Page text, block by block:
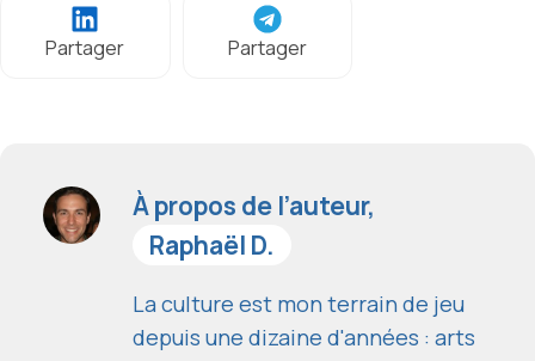
Partager Partager
À propos de l’auteur,
Raphaël D.
La culture est mon terrain de jeu
depuis une dizaine d'années : arts